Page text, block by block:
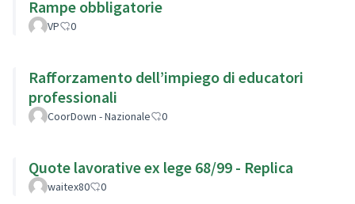
Rampe obbligatorie
VP 0
Rafforzamento dell’impiego di educatori
professionali
CoorDown - Nazionale 0
Quote lavorative ex lege 68/99 - Replica
waitex80 0